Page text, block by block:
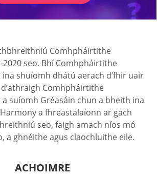
Comhpháirtithe
seo. Bhí Comhpháirtithe
shuíomh dhátú aerach d’fhir uair
Comhpháirtithe
suíomh Gréasáin chun a bheith ina
a fhreastalaíonn ar gach
seo, faigh amach níos mó
a ghnéithe agus claochluithe eile.
ACHOIMRE